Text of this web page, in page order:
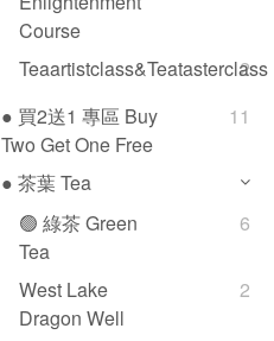
Course
Teaartistclass&teatasterclass
2
● 買2送1 專區 Buy
Two Get One Free
11
● 茶葉 Tea
🟢 綠茶 Green
Tea
6
West Lake
Dragon Well
2